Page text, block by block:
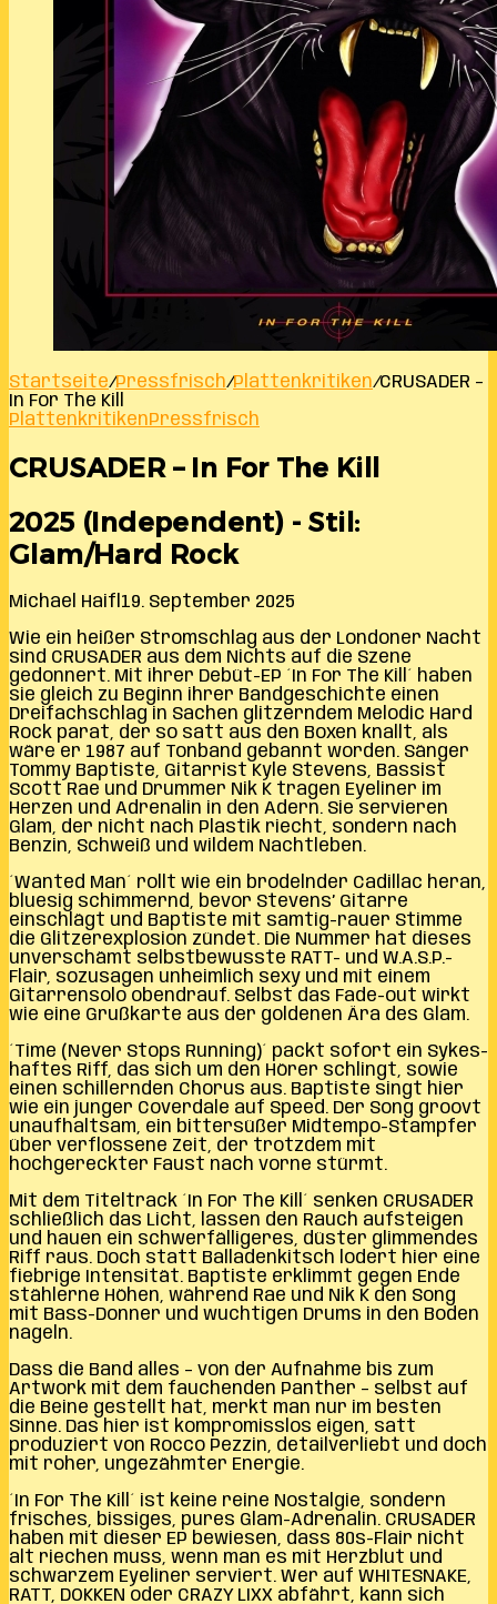
Startseite/Pressfrisch/Plattenkritiken/CRUSADER –
In For The Kill
PlattenkritikenPressfrisch
CRUSADER – In For The Kill
2025 (Independent) - Stil:
Glam/Hard Rock
Michael Haifl 19. September 2025
Wie ein heißer Stromschlag aus der Londoner Nacht
sind CRUSADER aus dem Nichts auf die Szene
gedonnert. Mit ihrer Debüt-EP ´In For The Kill´ haben
sie gleich zu Beginn ihrer Bandgeschichte einen
Dreifachschlag in Sachen glitzerndem Melodic Hard
Rock parat, der so satt aus den Boxen knallt, als
wäre er 1987 auf Tonband gebannt worden. Sänger
Tommy Baptiste, Gitarrist Kyle Stevens, Bassist
Scott Rae und Drummer Nik K tragen Eyeliner im
Herzen und Adrenalin in den Adern. Sie servieren
Glam, der nicht nach Plastik riecht, sondern nach
Benzin, Schweiß und wildem Nachtleben.
´Wanted Man´ rollt wie ein brodelnder Cadillac heran,
bluesig schimmernd, bevor Stevens’ Gitarre
einschlägt und Baptiste mit samtig-rauer Stimme
die Glitzerexplosion zündet. Die Nummer hat dieses
unverschämt selbstbewusste RATT- und W.A.S.P.-
Flair, sozusagen unheimlich sexy und mit einem
Gitarrensolo obendrauf. Selbst das Fade-out wirkt
wie eine Grußkarte aus der goldenen Ära des Glam.
´Time (Never Stops Running)´ packt sofort ein Sykes-
haftes Riff, das sich um den Hörer schlingt, sowie
einen schillernden Chorus aus. Baptiste singt hier
wie ein junger Coverdale auf Speed. Der Song groovt
unaufhaltsam, ein bittersüßer Midtempo-Stampfer
über verflossene Zeit, der trotzdem mit
hochgereckter Faust nach vorne stürmt.
Mit dem Titeltrack ´In For The Kill´ senken CRUSADER
schließlich das Licht, lassen den Rauch aufsteigen
und hauen ein schwerfälligeres, düster glimmendes
Riff raus. Doch statt Balladenkitsch lodert hier eine
fiebrige Intensität. Baptiste erklimmt gegen Ende
stählerne Höhen, während Rae und Nik K den Song
mit Bass-Donner und wuchtigen Drums in den Boden
nageln.
Dass die Band alles – von der Aufnahme bis zum
Artwork mit dem fauchenden Panther – selbst auf
die Beine gestellt hat, merkt man nur im besten
Sinne. Das hier ist kompromisslos eigen, satt
produziert von Rocco Pezzin, detailverliebt und doch
mit roher, ungezähmter Energie.
´In For The Kill´ ist keine reine Nostalgie, sondern
frisches, bissiges, pures Glam-Adrenalin. CRUSADER
haben mit dieser EP bewiesen, dass 80s-Flair nicht
alt riechen muss, wenn man es mit Herzblut und
schwarzem Eyeliner serviert. Wer auf WHITESNAKE,
RATT, DOKKEN oder CRAZY LIXX abfährt, kann sich